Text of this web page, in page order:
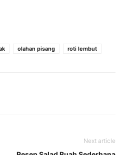
olahan pisang roti lembut
Next article